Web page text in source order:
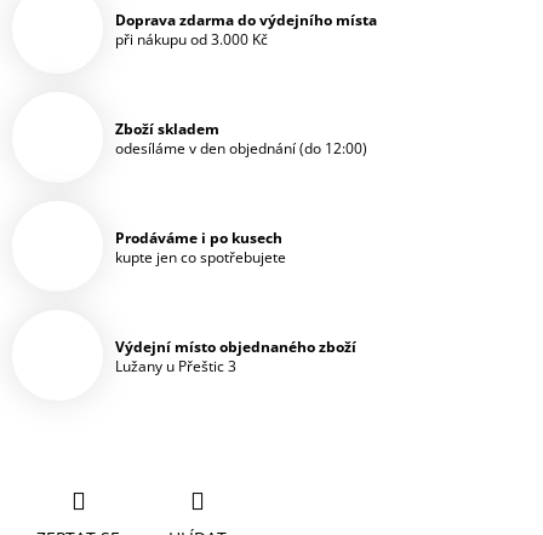
Doprava zdarma do výdejního místa
při nákupu od 3.000 Kč
Zboží skladem
odesíláme v den objednání (do 12:00)
Prodáváme i po kusech
kupte jen co spotřebujete
Výdejní místo objednaného zboží
Lužany u Přeštic 3